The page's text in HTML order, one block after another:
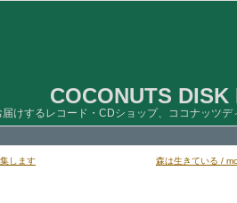
COCONUTS DISK
けするレコード・CDショップ、ココナッツデ
します 森は生きている /